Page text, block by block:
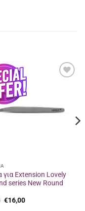
για Extension Lovely
series New Round
Original
price
€16,00Η